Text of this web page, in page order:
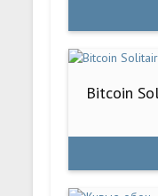
Bitcoin